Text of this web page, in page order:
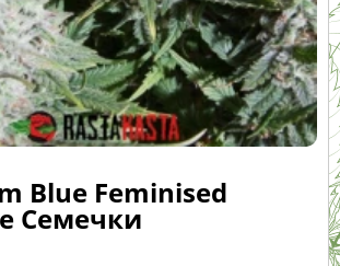
Blue Feminised
Семечки